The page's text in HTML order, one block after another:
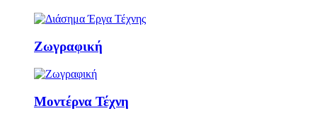
Ζωγραφική
Μοντέρνα Τέχνη